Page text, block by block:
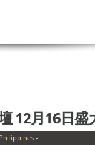
12月16日盛
-